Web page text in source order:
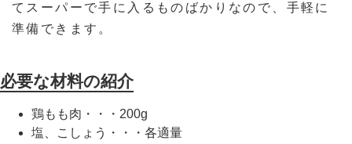
てスーパーで手に入るものばかりなので、手軽に
準備できます。
必要な材料の紹介
鶏もも肉・・・200g
塩、こしょう・・・各適量